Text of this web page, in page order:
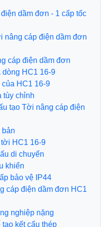
dầm đơn - 1 cấp tốc
cáp điện dầm đơn
điện dầm đơn
HC1 16-9
HC1 16-9
chỉnh
Tời nâng cáp điện
HC1 16-9
di chuyển
khiển
bảo vệ IP44
điện dầm đơn HC1
nghiệp nặng
kết cấu thép